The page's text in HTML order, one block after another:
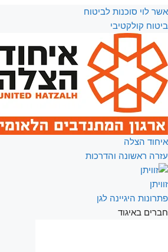
אשר לוי סוכנות לביטוח
ביטוח קולקטיבי
איחוד הצלה
עזרה ראשונה והדרכות
זוויתן
פתרונות היגיינה לגן
חברים באיגוד